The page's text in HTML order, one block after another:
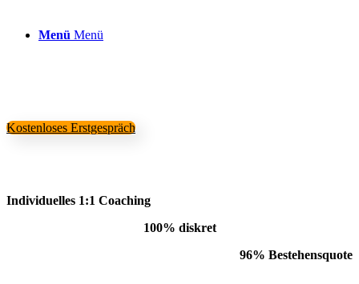
Menü Menü
Kostenloses Erstgespräch
Individuelles 1:1 Coaching
100% diskret
96% Bestehensquote